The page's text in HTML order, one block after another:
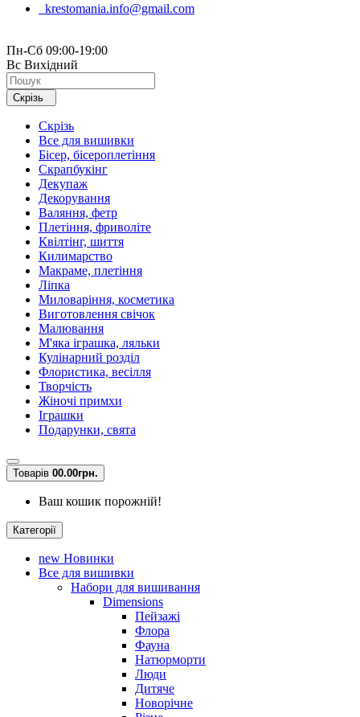
krestomania.info@gmail.com
Пн-Сб 09:00-19:00
Вс Вихідний
Скрізь
Скрізь
Все для вишивки
Бісер, бісероплетіння
Скрапбукінг
Декупаж
Декорування
Валяння, фетр
Плетіння, фриволіте
Квілтінг, шиття
Килимарство
Макраме, плетіння
Ліпка
Миловаріння, косметика
Виготовлення свічок
Малювання
М'яка іграшка, ляльки
Кулінарний розділ
Флористика, весілля
Творчість
Жіночі примхи
Іграшки
Подарунки, свята
Товарів 00.00грн.
Ваш кошик порожній!
Категорії
new Новинки
Все для вишивки
Набори для вишивання
Dimensions
Пейзажі
Флора
Фауна
Натюрморти
Люди
Дитяче
Новорічне